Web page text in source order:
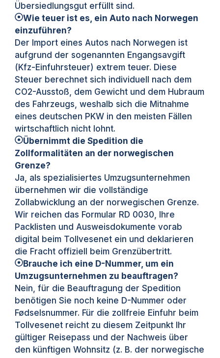
Übersiedlungsgut erfüllt sind.
Wie teuer ist es, ein Auto nach Norwegen
einzuführen?
Der Import eines Autos nach Norwegen ist
aufgrund der sogenannten Engangsavgift
(Kfz-Einfuhrsteuer) extrem teuer. Diese
Steuer berechnet sich individuell nach dem
CO2-Ausstoß, dem Gewicht und dem Hubraum
des Fahrzeugs, weshalb sich die Mitnahme
eines deutschen PKW in den meisten Fällen
wirtschaftlich nicht lohnt.
Übernimmt die Spedition die
Zollformalitäten an der norwegischen
Grenze?
Ja, als spezialisiertes Umzugsunternehmen
übernehmen wir die vollständige
Zollabwicklung an der norwegischen Grenze.
Wir reichen das Formular RD 0030, Ihre
Packlisten und Ausweisdokumente vorab
digital beim Tollvesenet ein und deklarieren
die Fracht offiziell beim Grenzübertritt.
Brauche ich eine D-Nummer, um ein
Umzugsunternehmen zu beauftragen?
Nein, für die Beauftragung der Spedition
benötigen Sie noch keine D-Nummer oder
Fødselsnummer. Für die zollfreie Einfuhr beim
Tollvesenet reicht zu diesem Zeitpunkt Ihr
gültiger Reisepass und der Nachweis über
den künftigen Wohnsitz (z. B. der norwegische